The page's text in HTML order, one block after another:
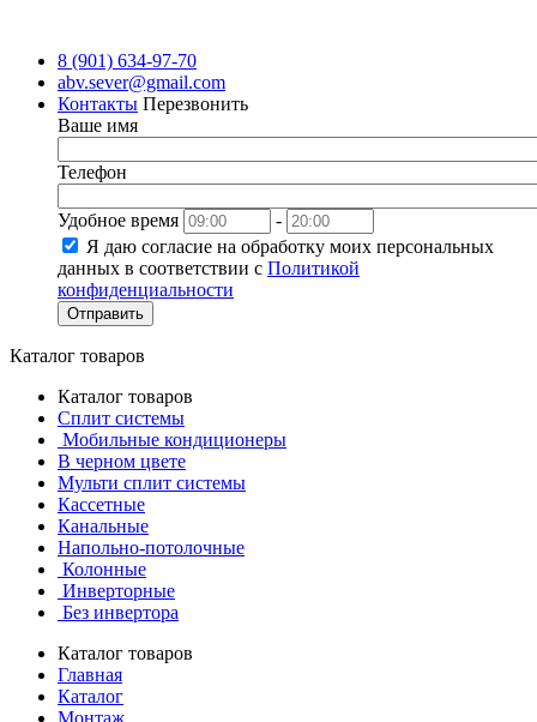
8 (901) 634-97-70
abv.sever@gmail.com
Контакты Перезвонить
Ваше имя
Телефон
Удобное время
-
Я даю согласие на обработку моих персональных
данных в соответствии с Политикой
конфиденциальности
Отправить
Каталог товаров
Каталог товаров
Сплит системы
Мобильные кондиционеры
В черном цвете
Мульти сплит системы
Кассетные
Канальные
Напольно-потолочные
Колонные
Инверторные
Без инвертора
Каталог товаров
Главная
Каталог
Монтаж